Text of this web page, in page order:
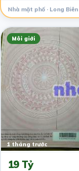
Nhà mặt phố · Long Biên
Môi giới
1 tháng trước
19 Tỷ